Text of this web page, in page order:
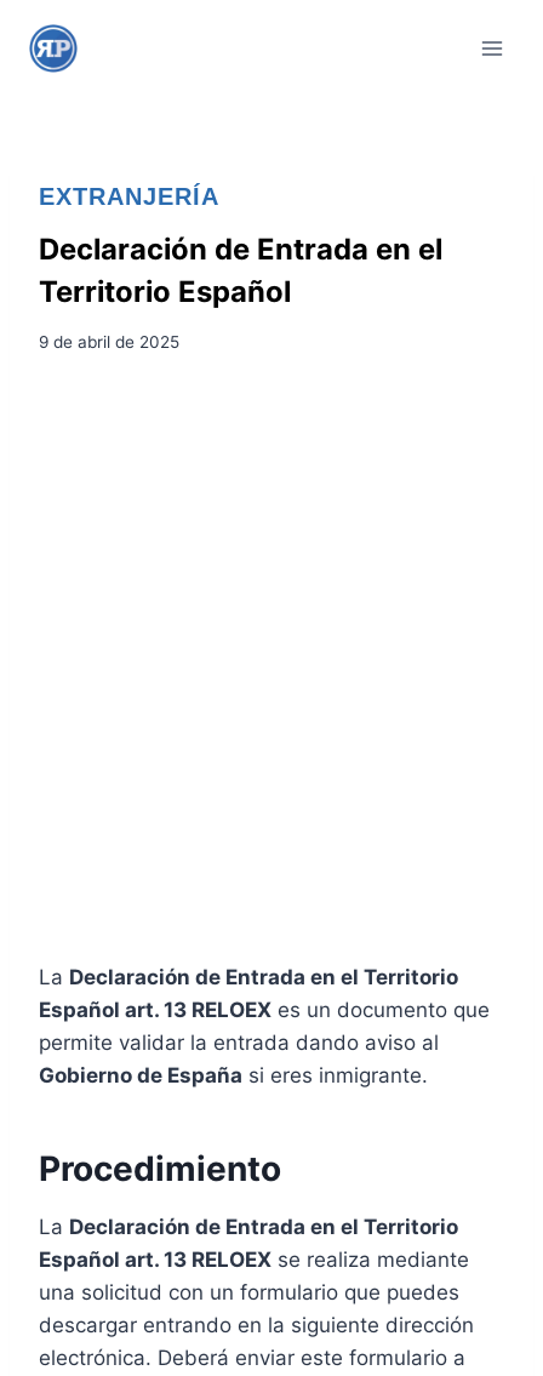
EXTRANJERÍA
Declaración de Entrada en el
Territorio Español
9 de abril de 2025
La Declaración de Entrada en el Territorio
Español art. 13 RELOEX es un documento que
permite validar la entrada dando aviso al
Gobierno de España si eres inmigrante.
Procedimiento
La Declaración de Entrada en el Territorio
Español art. 13 RELOEX se realiza mediante
una solicitud con un formulario que puedes
descargar entrando en la siguiente dirección
electrónica. Deberá enviar este formulario a